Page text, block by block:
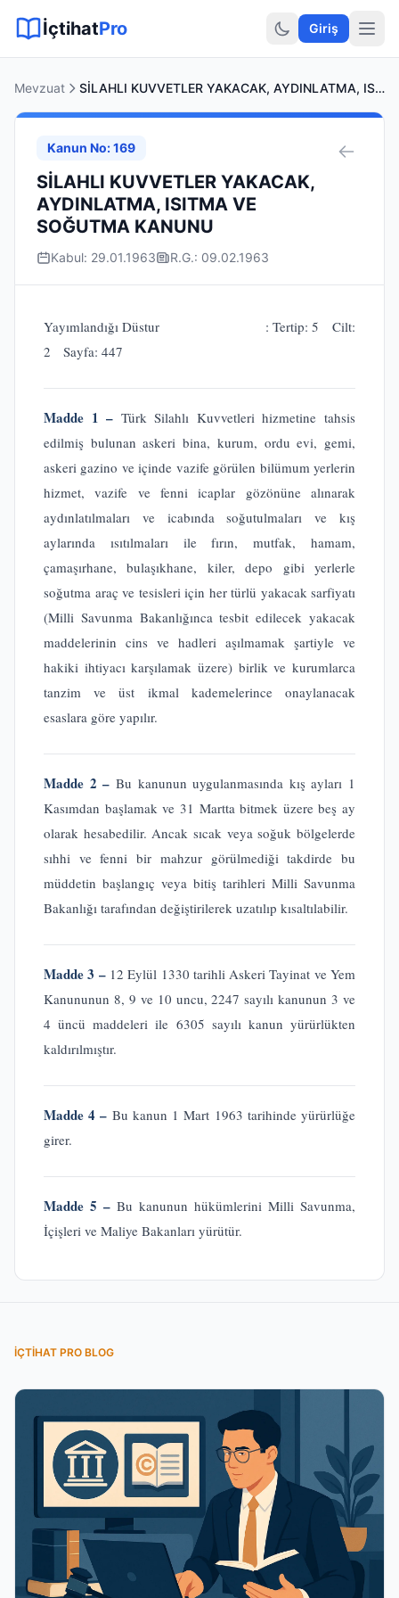
Hukuki Araçlar
İçtihatPro Giriş
Mevzuat SİLAHLI KUVVETLER YAKACAK, AYDINLATMA, ISITMA VE SOĞUTMA KANUNU
Kanun No: 169
SİLAHLI KUVVETLER YAKACAK,
AYDINLATMA, ISITMA VE
SOĞUTMA KANUNU
Kabul: 29.01.1963 R.G.: 09.02.1963
Yayımlandığı Düstur : Tertip: 5 Cilt:
2 Sayfa: 447
Madde 1 – Türk Silahlı Kuvvetleri hizmetine tahsis
edilmiş bulunan askeri bina, kurum, ordu evi, gemi,
askeri gazino ve içinde vazife görülen bilümum yerlerin
hizmet, vazife ve fenni icaplar gözönüne alınarak
aydınlatılmaları ve icabında soğutulmaları ve kış
aylarında ısıtılmaları ile fırın, mutfak, hamam,
çamaşırhane, bulaşıkhane, kiler, depo gibi yerlerle
soğutma araç ve tesisleri için her türlü yakacak sarfiyatı
(Milli Savunma Bakanlığınca tesbit edilecek yakacak
maddelerinin cins ve hadleri aşılmamak şartiyle ve
hakiki ihtiyacı karşılamak üzere) birlik ve kurumlarca
tanzim ve üst ikmal kademelerince onaylanacak
esaslara göre yapılır.
Madde 2 – Bu kanunun uygulanmasında kış ayları 1
Kasımdan başlamak ve 31 Martta bitmek üzere beş ay
olarak hesabedilir. Ancak sıcak veya soğuk bölgelerde
sıhhi ve fenni bir mahzur görülmediği takdirde bu
müddetin başlangıç veya bitiş tarihleri Milli Savunma
Bakanlığı tarafından değiştirilerek uzatılıp kısaltılabilir.
Madde 3 – 12 Eylül 1330 tarihli Askeri Tayinat ve Yem
Kanununun 8, 9 ve 10 uncu, 2247 sayılı kanunun 3 ve
4 üncü maddeleri ile 6305 sayılı kanun yürürlükten
kaldırılmıştır.
Madde 4 – Bu kanun 1 Mart 1963 tarihinde yürürlüğe
girer.
Madde 5 – Bu kanunun hükümlerini Milli Savunma,
İçişleri ve Maliye Bakanları yürütür.
İÇTIHAT PRO BLOG